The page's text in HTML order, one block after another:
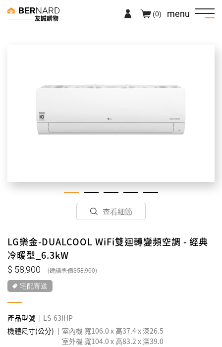
友誠購物 menu
(0)
查看細節
LG樂金-DUALCOOL WiFi雙迴轉變頻空調 - 經典
冷暖型_6.3kW
58,900 58,900
宅配寄送
產品型號
LS-63IHP
機體尺寸(公分)
室內機 寬106.0 x 高37.4 x 深26.5
室外機 寬104.0 x 高83.2 x 深39.0